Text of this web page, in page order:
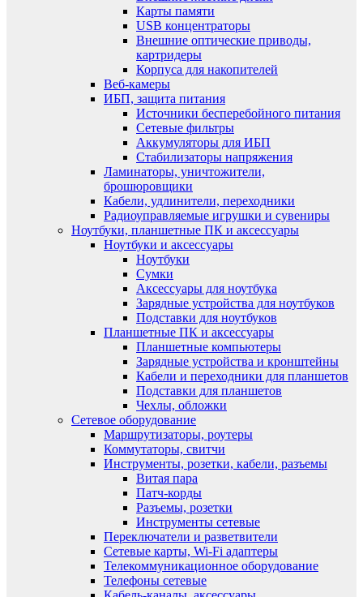
Карты памяти
USB концентраторы
Внешние оптические приводы,
картридеры
Корпуса для накопителей
Веб-камеры
ИБП, защита питания
Источники бесперебойного питания
Сетевые фильтры
Аккумуляторы для ИБП
Стабилизаторы напряжения
Ламинаторы, уничтожители,
брошюровщики
Кабели, удлинители, переходники
Радиоуправляемые игрушки и сувениры
Ноутбуки, планшетные ПК и аксессуары
Ноутбуки и аксессуары
Ноутбуки
Сумки
Аксессуары для ноутбука
Зарядные устройства для ноутбуков
Подставки для ноутбуков
Планшетные ПК и аксессуары
Планшетные компьютеры
Зарядные устройства и кронштейны
Кабели и переходники для планшетов
Подставки для планшетов
Чехлы, обложки
Сетевое оборудование
Маршрутизаторы, роутеры
Коммутаторы, свитчи
Инструменты, розетки, кабели, разъемы
Витая пара
Патч-корды
Разъемы, розетки
Инструменты сетевые
Переключатели и разветвители
Сетевые карты, Wi-Fi адаптеры
Телекоммуникационное оборудование
Телефоны сетевые